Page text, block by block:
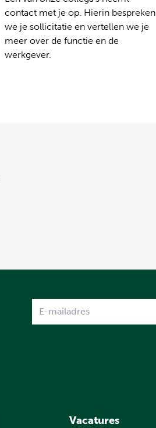
contact met je op. Hierin bespreken
we je sollicitatie en vertellen we je
meer over de functie en de
werkgever.
Vacatures